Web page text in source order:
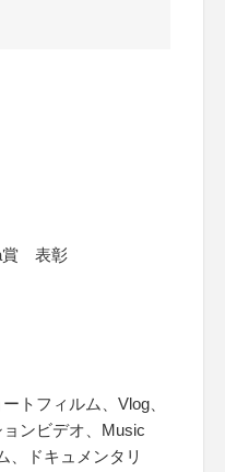
賞 表彰
トフィルム、Vlog、
ンビデオ、Music
、ドキュメンタリ